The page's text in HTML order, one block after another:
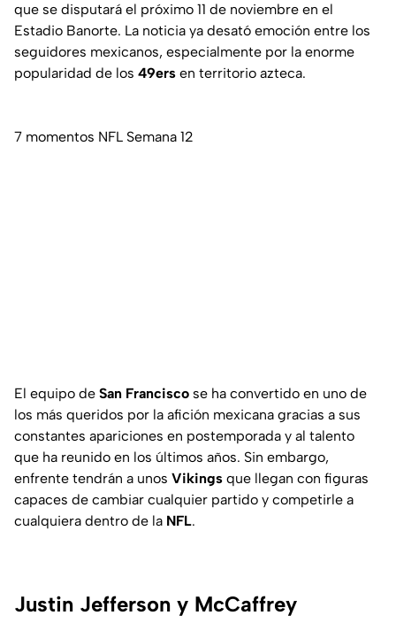
que se disputará el próximo 11 de noviembre en el
Estadio Banorte. La noticia ya desató emoción entre los
seguidores mexicanos, especialmente por la enorme
popularidad de los 49ers en territorio azteca.
7 momentos NFL Semana 12
El equipo de San Francisco se ha convertido en uno de
los más queridos por la afición mexicana gracias a sus
constantes apariciones en postemporada y al talento
que ha reunido en los últimos años. Sin embargo,
enfrente tendrán a unos Vikings que llegan con figuras
capaces de cambiar cualquier partido y competirle a
cualquiera dentro de la NFL.
Justin Jefferson y McCaffrey